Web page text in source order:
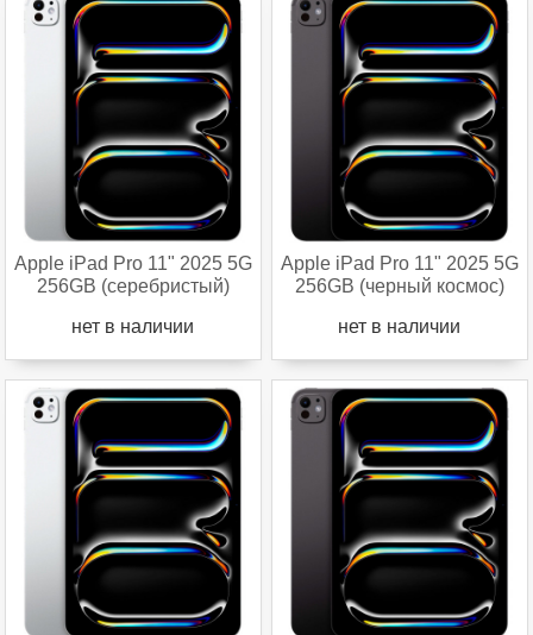
Apple iPad Pro 11" 2025 5G
256GB (серебристый)
нет в наличии
Apple iPad Pro 11" 2025 5G
256GB (черный космос)
нет в наличии